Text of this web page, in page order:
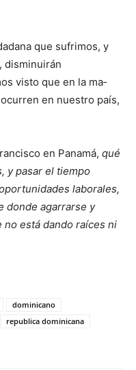
que sufrimos, y
disminuirán
visto que en la ma­
en nuestro país,
en Panamá, qué
y pasar el tiempo
laborales,
donde aga­rrarse y
está dando raíces ni
dominicano
republica dominicana